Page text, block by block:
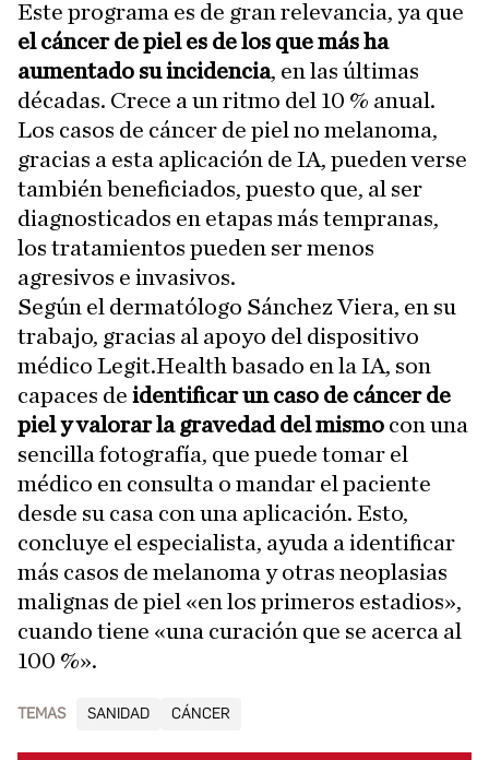
Este programa es de gran relevancia, ya que
el cáncer de piel es de los que más ha
aumentado su incidencia, en las últimas
décadas. Crece a un ritmo del 10 % anual.
Los casos de cáncer de piel no melanoma,
gracias a esta aplicación de IA, pueden verse
también beneficiados, puesto que, al ser
diagnosticados en etapas más tempranas,
los tratamientos pueden ser menos
agresivos e invasivos.
Según el dermatólogo Sánchez Viera, en su
trabajo, gracias al apoyo del dispositivo
médico Legit.Health basado en la IA, son
capaces de identificar un caso de cáncer de
piel y valorar la gravedad del mismo con una
sencilla fotografía, que puede tomar el
médico en consulta o mandar el paciente
desde su casa con una aplicación. Esto,
concluye el especialista, ayuda a identificar
más casos de melanoma y otras neoplasias
malignas de piel «en los primeros estadios»,
cuando tiene «una curación que se acerca al
100 %».
TEMAS SANIDAD CÁNCER